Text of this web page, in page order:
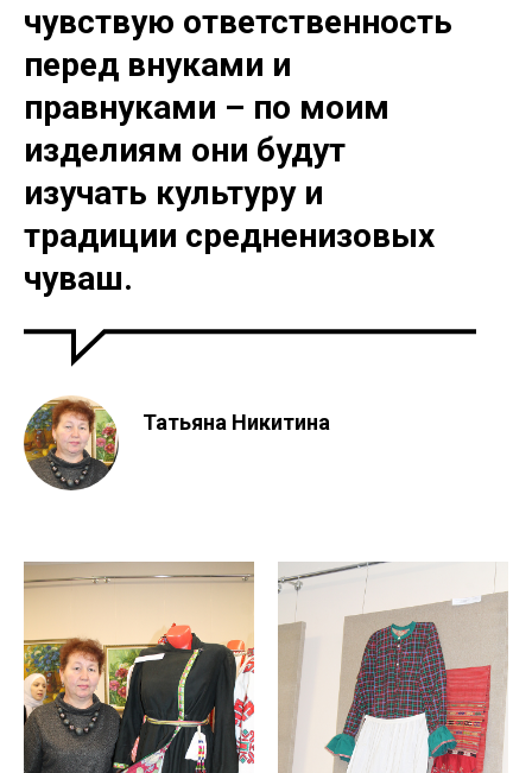
чувствую ответственность
перед внуками и
правнуками – по моим
изделиям они будут
изучать культуру и
традиции средненизовых
чуваш.
Татьяна Никитина